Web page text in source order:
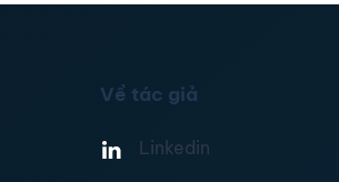
Về tác giả
Linkedin